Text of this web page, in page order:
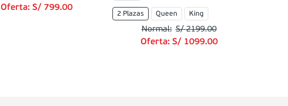
Oferta:S/ 799.00
2 Plazas Queen King
S/ 2199.00
Oferta: S/ 1099.00